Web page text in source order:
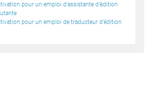
pour un emploi d’assistante d’édition
pour un emploi de traducteur d’édition